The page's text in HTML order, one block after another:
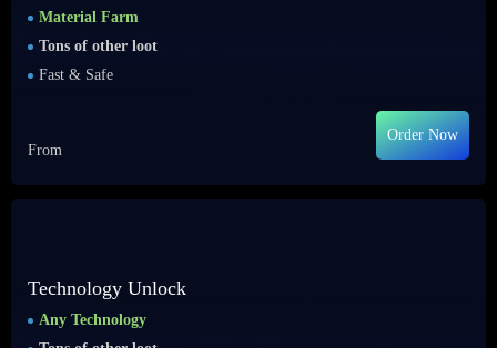
Material Farm
Tons of other loot
Fast & Safe
From
Order Now
Technology Unlock
Any Technology